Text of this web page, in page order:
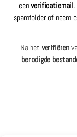
eenverificatiemail
spamfolder of neem
Na het verifiëren
benodigde